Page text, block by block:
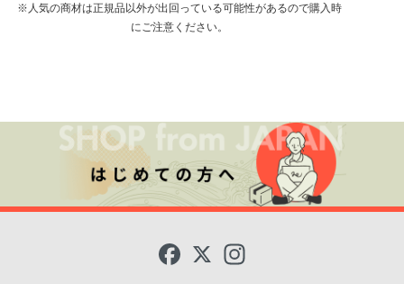
※人気の商材は正規品以外が出回っている可能性があるので購入時
にご注意ください。
X